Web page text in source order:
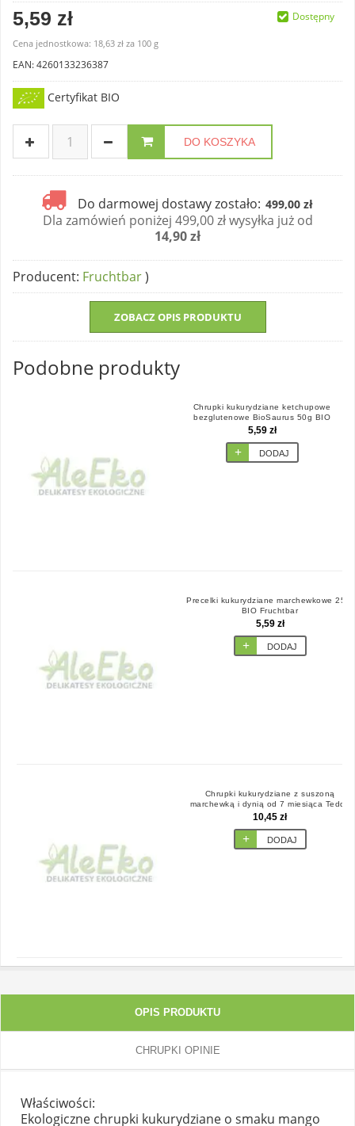
5,59 zł
Cena jednostkowa: 18,63 zł za 100 g
EAN: 4260133236387
Certyfikat BIO
DO KOSZYKA
Do darmowej dostawy zostało: 499,00 zł
Dla zamówień poniżej 499,00 zł wysyłka już od
14,90 zł
Dostępny
Producent: Fruchtbar)
ZOBACZ OPIS PRODUKTU
Podobne produkty
Chrupki kukurydziane ketchupowe
bezglutenowe BioSaurus 50g BIO
McLloyd's
5,59 zł
DODAJ
Precelki kukurydziane marchewkowe 25 g
BIO Fruchtbar
5,59 zł
DODAJ
Chrupki kukurydziane z suszoną
marchewką i dynią od 7 miesiąca Teddy
4x15g BIO Little Angel
10,45 zł
DODAJ
OPIS PRODUKTU
CHRUPKI OPINIE
Właściwości:
Ekologiczne chrupki kukurydziane o smaku mango